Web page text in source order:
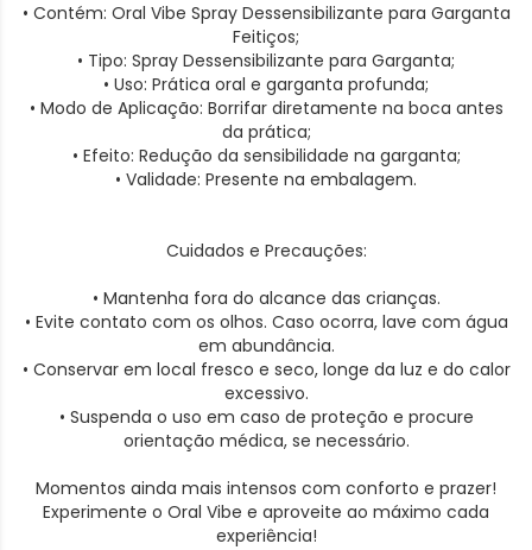
• Contém: Oral Vibe Spray Dessensibilizante para Garganta
Feitiços;
• Tipo: Spray Dessensibilizante para Garganta;
• Uso: Prática oral e garganta profunda;
• Modo de Aplicação: Borrifar diretamente na boca antes
da prática;
• Efeito: Redução da sensibilidade na garganta;
• Validade: Presente na embalagem.
Cuidados e Precauções:
• Mantenha fora do alcance das crianças.
• Evite contato com os olhos. Caso ocorra, lave com água
em abundância.
• Conservar em local fresco e seco, longe da luz e do calor
excessivo.
• Suspenda o uso em caso de proteção e procure
orientação médica, se necessário.
Momentos ainda mais intensos com conforto e prazer!
Experimente o Oral Vibe e aproveite ao máximo cada
experiência!